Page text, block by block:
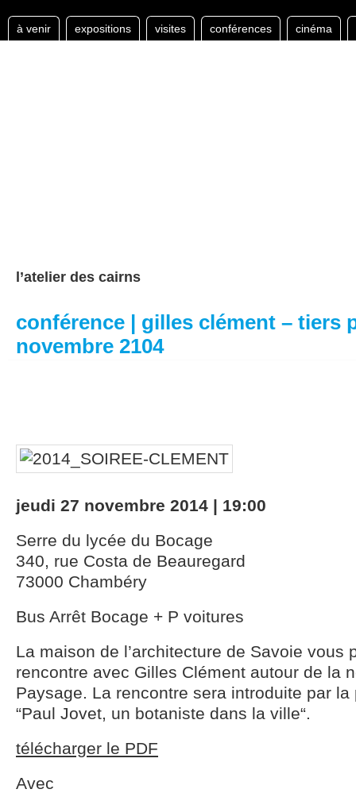
à venir expositions visites conférences cinéma
l’atelier des cairns
conférence | gilles clément – tiers
novembre 2104
jeudi 27 novembre 2014 | 19:00
Serre du lycée du Bocage
340, rue Costa de Beauregard
73000 Chambéry
Bus Arrêt Bocage + P voitures
La maison de l’architecture de Savoie vous
rencontre avec Gilles Clément autour de la
Paysage. La rencontre sera introduite par
“Paul Jovet, un botaniste dans la ville“.
télécharger le PDF
Avec